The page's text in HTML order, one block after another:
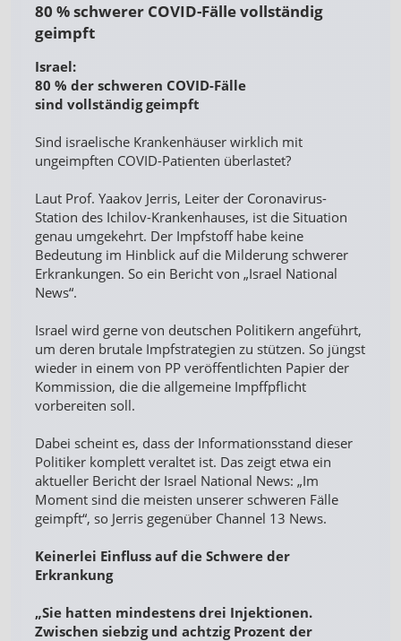
80 % schwerer COVID-Fälle vollständig
geimpft
Israel:
80 % der schweren COVID-Fälle
sind vollständig geimpft
Sind israelische Krankenhäuser wirklich mit
ungeimpften COVID-Patienten überlastet?
Laut Prof. Yaakov Jerris, Leiter der Coronavirus-
Station des Ichilov-Krankenhauses, ist die Situation
genau umgekehrt. Der Impfstoff habe keine
Bedeutung im Hinblick auf die Milderung schwerer
Erkrankungen. So ein Bericht von „Israel National
News“.
Israel wird gerne von deutschen Politikern angeführt,
um deren brutale Impfstrategien zu stützen. So jüngst
wieder in einem von PP veröffentlichten Papier der
Kommission, die die allgemeine Impffpflicht
vorbereiten soll.
Dabei scheint es, dass der Informationsstand dieser
Politiker komplett veraltet ist. Das zeigt etwa ein
aktueller Bericht der Israel National News: „Im
Moment sind die meisten unserer schweren Fälle
geimpft“, so Jerris gegenüber Channel 13 News.
Keinerlei Einfluss auf die Schwere der
Erkrankung
„Sie hatten mindestens drei Injektionen.
Zwischen siebzig und achtzig Prozent der